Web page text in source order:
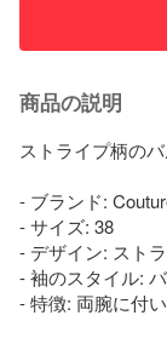
商品の説明
ストライプ柄の
- ブランド:
- サイズ: 38
- デザイン: スト
- 袖のスタイル:
- 特徴: 両腕に付